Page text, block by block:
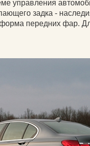
управления
задка -
передних фар.